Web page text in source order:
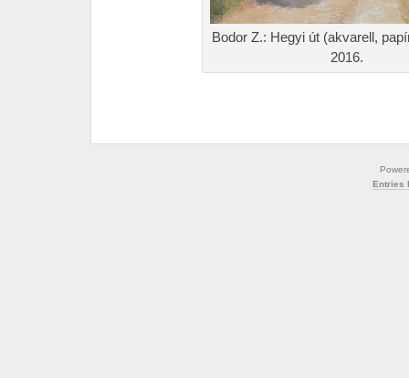
Bodor Z.: Hegyi út (akvarell,
2016.
Entries